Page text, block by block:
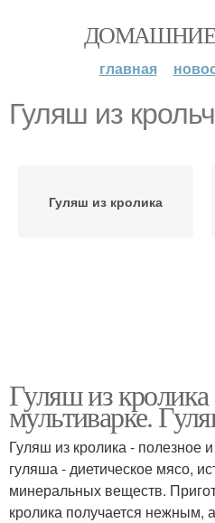
ДОМАШНИЕ
главная
Гуляш из
Гуляш из кролика
Гуляш из кролика
мультиварке.
Гуляш из кролика - полезное
гуляша - диетическое мясо,
минеральных веществ.
кролика получается нежным,